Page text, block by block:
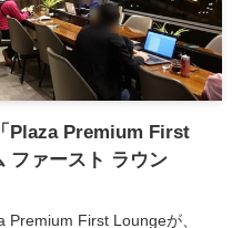
Plaza Premium First
ファースト ラウン
Premium First Loungeが、